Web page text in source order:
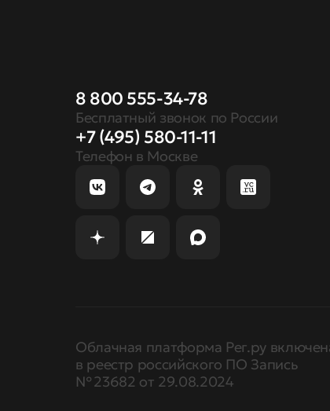
8 800 555-34-78
Бесплатный звонок по России
+7 (495) 580-11-11
Телефон в Москве
Облачная платформа Рег.ру
в реестр российского ПО Запись
№ 23682 от 29.08.2024